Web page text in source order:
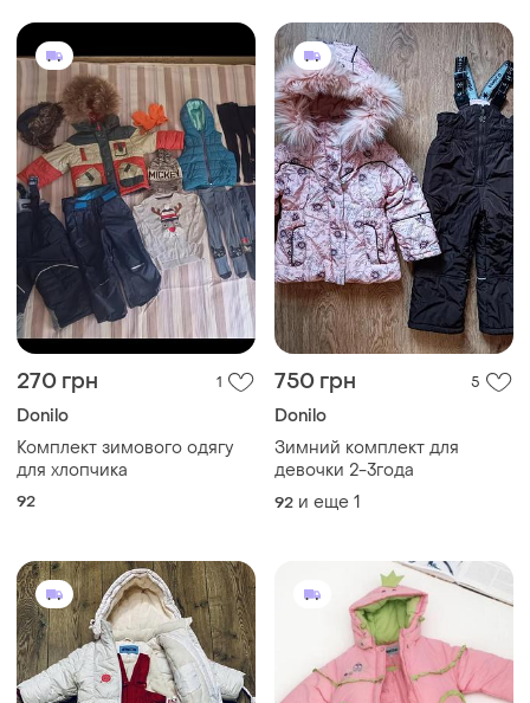
270 грн 1
Donilo
Комплект зимового одягу
для хлопчика
92
750 грн 5
Donilo
Зимний комплект для
девочки 2-3года
92 и еще 1